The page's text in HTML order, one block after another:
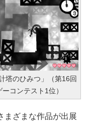
計塔のひみつ」（第16回
コンテスト1位）
まざまな作品が出展